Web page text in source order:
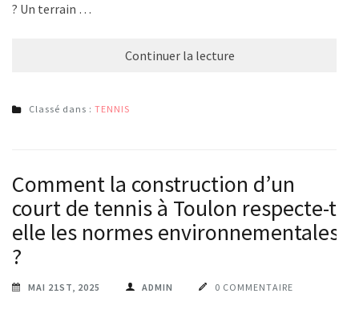
? Un terrain …
Continuer la lecture
Classé dans : TENNIS
Comment la construction d’un
court de tennis à Toulon respecte-t-
elle les normes environnementales
?
MAI 21ST, 2025 ADMIN 0 COMMENTAIRE